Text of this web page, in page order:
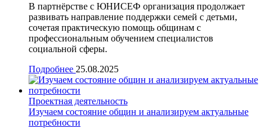
В партнёрстве с ЮНИСЕФ организация продолжает
развивать направление поддержки семей с детьми,
сочетая практическую помощь общинам с
профессиональным обучением специалистов
социальной сферы.
Подробнее 25.08.2025
Проектная деятельность
Изучаем состояние общин и анализируем актуальные
потребности